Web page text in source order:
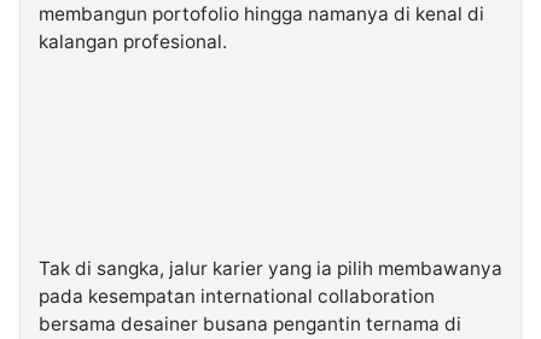
membangun portofolio hingga namanya di kenal di
kalangan profesional.
Tak di sangka, jalur karier yang ia pilih membawanya
pada kesempatan international collaboration
bersama desainer busana pengantin ternama di